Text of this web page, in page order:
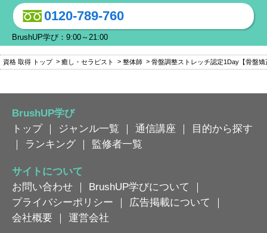
0120-789-760
BrushUP学び：9:00～21:00
資格 取得 トップ 癒し・セラピスト 整体師 骨盤調整ストレッチ認定1Day【骨盤矯
BrushUP学び
トップ
ジャンル一覧 通信講座
目的から探す
ランキング 監修者一覧
サイトについて
お問い合わせ
BrushUP学びについて
プライバシーポリシー
広告掲載について
会社概要
運営会社